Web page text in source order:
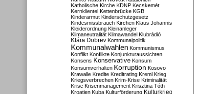
Katholische Kirche KDNP Kecskemét
Kernklientel Kettenbrücke KGB
Kinderarmut Kinderschutzgesetz
Kindesmissbrauch Kirchen Klaus Johannis
Kleiderordnung Kleinanleger
Klimaneutralität Klimawandel Klubrádió
Klára Dobrev Kommunalpolitik
Kommunalwahlen Kommunismus
Konflikt Konflikte Konjunkturaussichten
Konsens Konservative Konsum
Konsumverhalten Korruption Kosovo
Krawalle Kredite Kreditrating Kreml Krieg
Kriegsverbrechen Krim-Krise Kriminalität
Krise Krisenmanagement Krisztina Tóth
Kroatien Kuba Kulturförderung Kulturkrieg